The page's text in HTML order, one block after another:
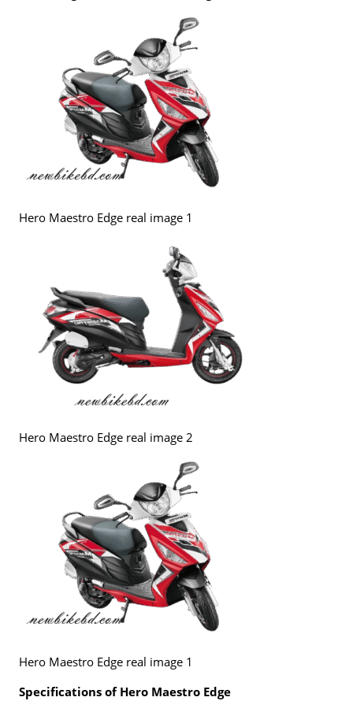
Hero Maestro Edge real image 1
Hero Maestro Edge real image 2
Hero Maestro Edge real image 1
Specifications of Hero Maestro Edge